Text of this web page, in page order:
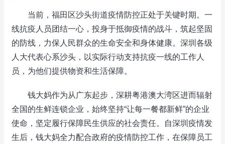
当前，福田区沙头街道疫情防控正处于关键时期。一
线抗疫人员团结一心，投身于抵御疫情的战斗，筑起坚固
的防线，力保人民群众的生命安全和身体健康。深圳各级
人大代表心系沙头，以实际行动支持抗疫一线的工作人
员，为他们提供物资和生活保障。
钱大妈作为从广东起步，深耕粤港澳大湾区进而辐射
全国的生鲜连锁企业，始终坚持“让每一餐都新鲜”的企业
使命，坚定履行保障民生供应的社会责任。自深圳疫情发
生后，钱大妈全力配合政府的疫情防控工作，在保障员工